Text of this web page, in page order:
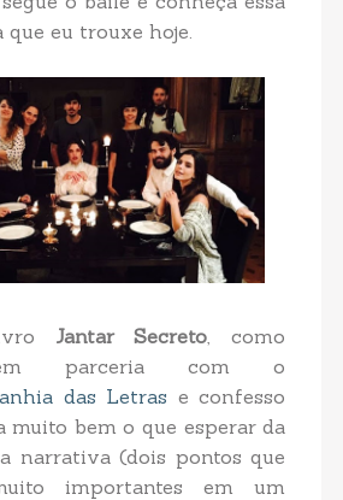
eu trouxe hoje.
Jantar Secreto , como
parceria com o
das Letras e confesso
muito bem o que esperar da
narrativa (dois pontos que
importantes em um